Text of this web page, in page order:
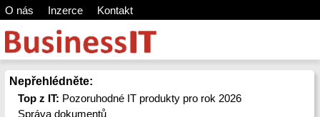
O nás Inzerce Kontakt
Nepřehlédněte:
Top z IT: Pozoruhodné IT produkty pro rok 2026
Správa dokumentů